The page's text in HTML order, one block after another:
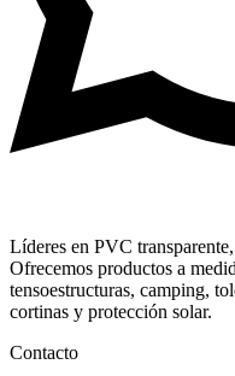
Líderes en PVC
Ofrecemos productos a
tensoestructuras, camping,
cortinas y protección solar.
Contacto